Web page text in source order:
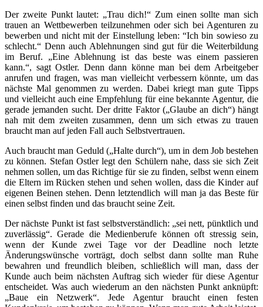
Der zweite Punkt lautet: „Trau dich!“ Zum einen sollte man sich
trauen an Wettbewerben teilzunehmen oder sich bei Agenturen zu
bewerben und nicht mit der Einstellung leben: “Ich bin sowieso zu
schlecht.“ Denn auch Ablehnungen sind gut für die Weiterbildung
im Beruf. „Eine Ablehnung ist das beste was einem passieren
kann.“, sagt Ostler. Denn dann könne man bei dem Arbeitgeber
anrufen und fragen, was man vielleicht verbessern könnte, um das
nächste Mal genommen zu werden. Dabei kriegt man gute Tipps
und vielleicht auch eine Empfehlung für eine bekannte Agentur, die
gerade jemanden sucht. Der dritte Faktor („Glaube an dich“) hängt
nah mit dem zweiten zusammen, denn um sich etwas zu trauen
braucht man auf jeden Fall auch Selbstvertrauen.
Auch braucht man Geduld („Halte durch“), um in dem Job bestehen
zu können. Stefan Ostler legt den Schülern nahe, dass sie sich Zeit
nehmen sollen, um das Richtige für sie zu finden, selbst wenn einem
die Eltern im Rücken stehen und sehen wollen, dass die Kinder auf
eigenen Beinen stehen. Denn letztendlich will man ja das Beste für
einen selbst finden und das braucht seine Zeit.
Der nächste Punkt ist fast selbstverständlich: „sei nett, pünktlich und
zuverlässig“. Gerade die Medienberufe können oft stressig sein,
wenn der Kunde zwei Tage vor der Deadline noch letzte
Änderungswünsche vorträgt, doch selbst dann sollte man Ruhe
bewahren und freundlich bleiben, schließlich will man, dass der
Kunde auch beim nächsten Auftrag sich wieder für diese Agentur
entscheidet. Was auch wiederum an den nächsten Punkt anknüpft:
„Baue ein Netzwerk“. Jede Agentur braucht einen festen